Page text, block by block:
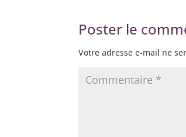
Poster le
Votre adresse e-mail ne